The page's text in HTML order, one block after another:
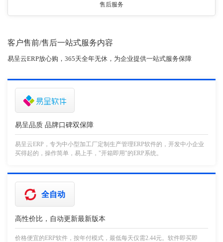
售后服务
客户售前/售后一站式服务内容
易呈云ERP放心购，365天全年无休，为企业提供一站式服务保障
易呈品质 品牌口碑双保障
易呈云ERP，专为中小型加工厂定制生产管理ERP软件的，开发中小企业
买得起的，操作简单，易上手，"开箱即用"的ERP系统。
全自动
高性价比，自动更新最新版本
价格便宜的ERP软件，按年付模式，最低每天仅需2.44元。软件即买即